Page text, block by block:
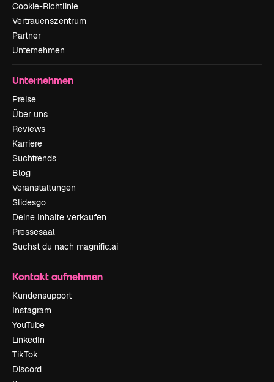
Cookie-Richtlinie
Vertrauenszentrum
Partner
Unternehmen
Unternehmen
Preise
Über uns
Reviews
Karriere
Suchtrends
Blog
Veranstaltungen
Slidesgo
Deine Inhalte verkaufen
Pressesaal
Suchst du nach magnific.ai
Kontakt aufnehmen
Kundensupport
Instagram
YouTube
LinkedIn
TikTok
Discord